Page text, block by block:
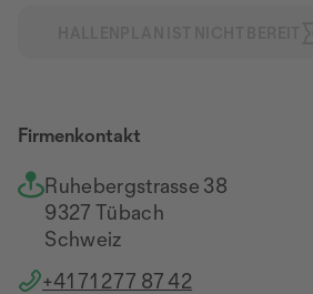
Firmenkontakt
Ruhebergstrasse 38
9327 Tübach
Schweiz
+41 71 277 87 42